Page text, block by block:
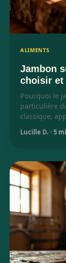
ALIMENTS
Jambon
choisir et
Pourquoi le
particulière
classique,
Lucille D. · 5